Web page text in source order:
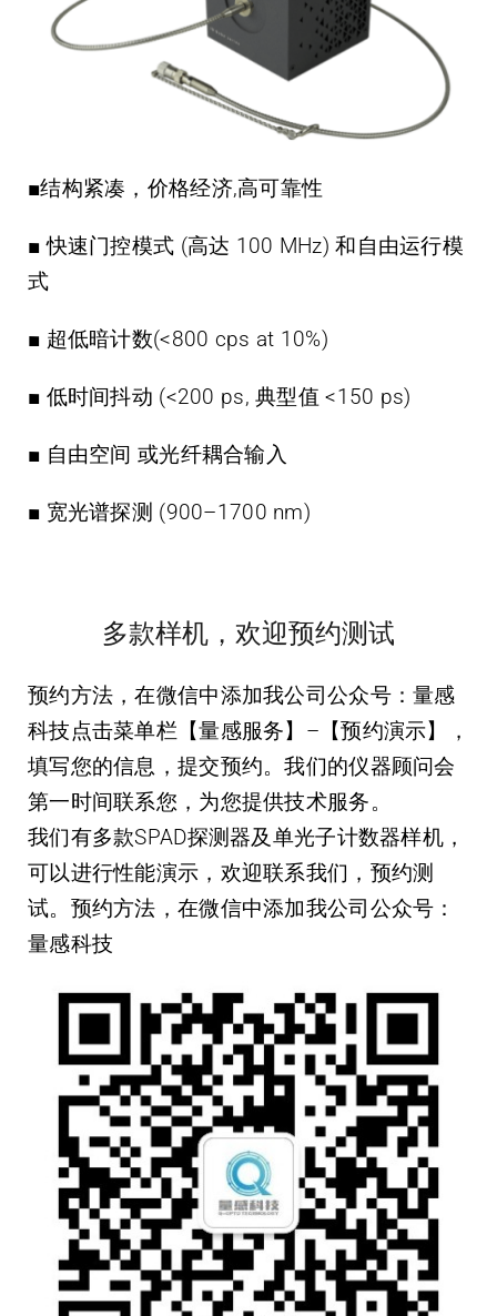
■结构紧凑，价格经济,高可靠性
■ 快速门控模式 (高达 100 MHz) 和自由运行模
式
■ 超低暗计数(<800 cps at 10%)
■ 低时间抖动 (<200 ps, 典型值 <150 ps)
■ 自由空间 或光纤耦合输入
■ 宽光谱探测 (900–1700 nm)
多款样机，欢迎预约测试
预约方法，在微信中添加我公司公众号：量感
科技点击菜单栏【量感服务】–【预约演示】，
填写您的信息，提交预约。我们的仪器顾问会
第一时间联系您，为您提供技术服务。
我们有多款SPAD探测器及单光子计数器样机，
可以进行性能演示，欢迎联系我们，预约测
试。预约方法，在微信中添加我公司公众号：
量感科技